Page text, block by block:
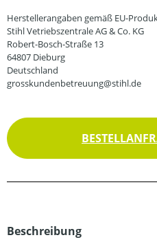
Herstellerangaben gemäß EU-
Stihl Vetriebszentrale AG & Co. KG
Robert-Bosch-Straße 13
64807 Dieburg
Deutschland
grosskundenbetreuung@stihl.de
Beschreibung